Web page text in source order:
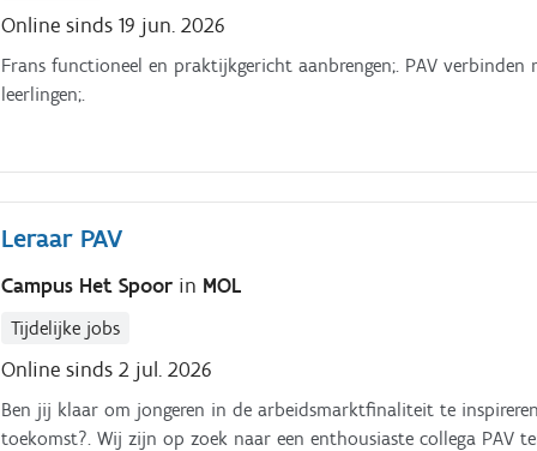
Online sinds 19 jun. 2026
Frans functioneel en praktijkgericht aanbrengen;. PAV
leerlingen;.
Leraar PAV
Campus Het Spoor in MOL
Tijdelijke jobs
Online sinds 2 jul. 2026
Ben jij klaar om jongeren in de arbeidsmarktfinaliteit te
toekomst?. Wij zijn op zoek naar een enthousiaste collega PAV